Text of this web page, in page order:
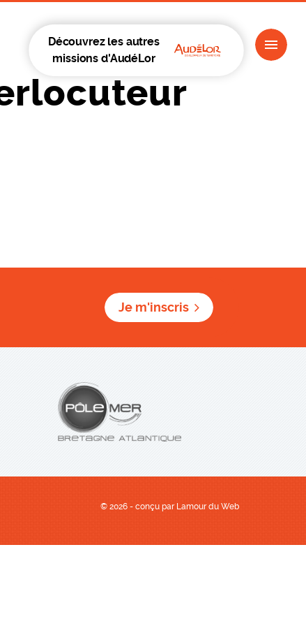
Découvrez les autres
missions d'AudéLor
Je m'inscris
© 2026 - conçu par Lamour du Web